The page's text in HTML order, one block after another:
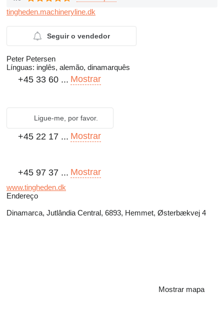
tingheden.machineryline.dk
Seguir o vendedor
Peter Petersen
Línguas: inglês, alemão, dinamarquês
+45 33 60 ... Mostrar
Ligue-me, por favor.
+45 22 17 ... Mostrar
+45 97 37 ... Mostrar
www.tingheden.dk
Endereço
Dinamarca, Jutlândia Central, 6893, Hemmet, Østerbækvej 4
Mostrar mapa